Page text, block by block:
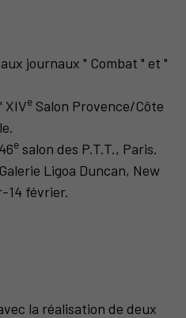
journaux " Combat " et "
XIVe Salon Provence/Côte
e salon des P.T.T., Paris.
Ligoa Duncan, New
14 février.
la réalisation de deux